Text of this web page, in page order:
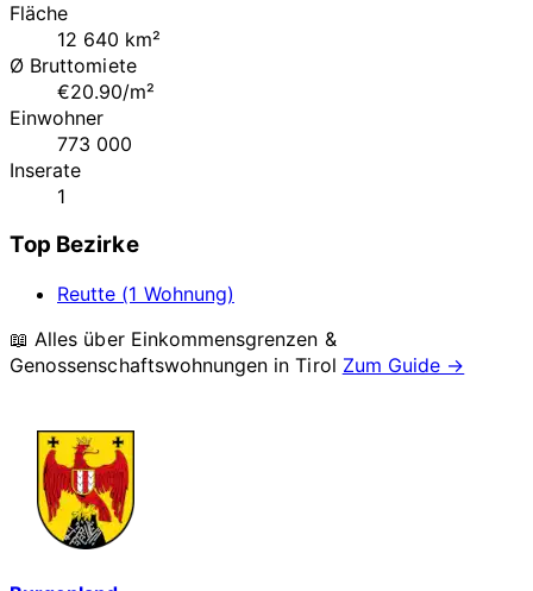
Fläche
12 640 km²
Ø Bruttomiete
€20.90/m²
Einwohner
773 000
Inserate
1
Top Bezirke
Reutte (1 Wohnung)
📖 Alles über Einkommensgrenzen &
Genossenschaftswohnungen inTirol Zum Guide →